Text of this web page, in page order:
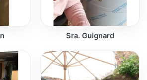
Sra. Guignard